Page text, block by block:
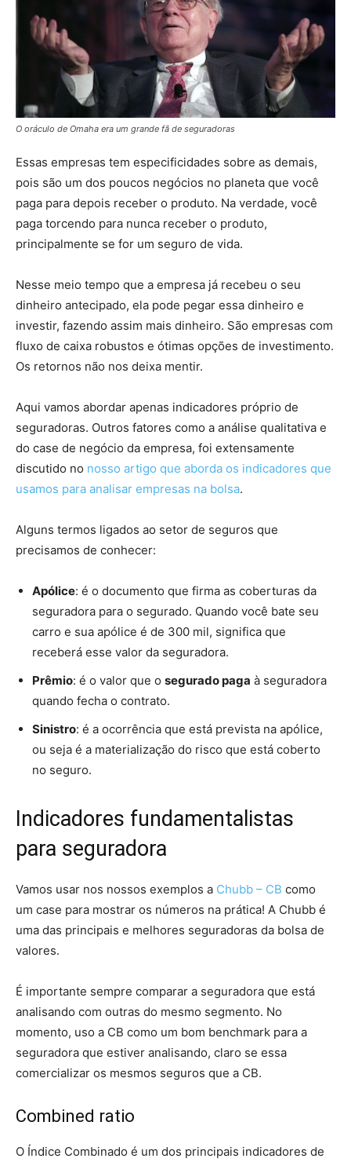
O oráculo de Omaha era um grande fã de seguradoras
Essas empresas tem especificidades sobre as demais,
pois são um dos poucos negócios no planeta que você
paga para depois receber o produto. Na verdade, você
paga torcendo para nunca receber o produto,
principalmente se for um seguro de vida.
Nesse meio tempo que a empresa já recebeu o seu
dinheiro antecipado, ela pode pegar essa dinheiro e
investir, fazendo assim mais dinheiro. São empresas com
fluxo de caixa robustos e ótimas opções de investimento.
Os retornos não nos deixa mentir.
Aqui vamos abordar apenas indicadores próprio de
seguradoras. Outros fatores como a análise qualitativa e
do case de negócio da empresa, foi extensamente
discutido no nosso artigo que aborda os indicadores que
usamos para analisar empresas na bolsa.
Alguns termos ligados ao setor de seguros que
precisamos de conhecer:
Apólice: é o documento que firma as coberturas da
seguradora para o segurado. Quando você bate seu
carro e sua apólice é de 300 mil, significa que
receberá esse valor da seguradora.
Prêmio: é o valor que o segurado paga à seguradora
quando fecha o contrato.
Sinistro: é a ocorrência que está prevista na apólice,
ou seja é a materialização do risco que está coberto
no seguro.
Indicadores fundamentalistas
para seguradora
Vamos usar nos nossos exemplos a Chubb – CB como
um case para mostrar os números na prática! A Chubb é
uma das principais e melhores seguradoras da bolsa de
valores.
É importante sempre comparar a seguradora que está
analisando com outras do mesmo segmento. No
momento, uso a CB como um bom benchmark para a
seguradora que estiver analisando, claro se essa
comercializar os mesmos seguros que a CB.
Combined ratio
O Índice Combinado é um dos principais indicadores de